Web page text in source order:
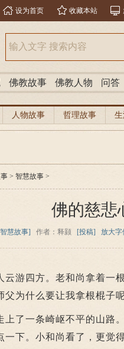
设为首页 收藏本站
佛教故事 佛教人物 问答
人物故事 哲理故事
> 智慧故事 >
佛的慈悲
慧故事] 作者：释颢 [投稿] 放大字
游四方。老和尚拿着一根
父为什么要让我拿根棍子
了一条崎岖不平的山路
一下。小和尚看了，更觉